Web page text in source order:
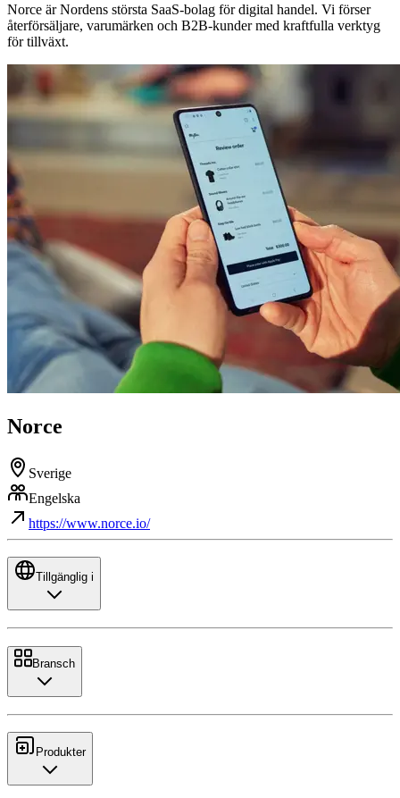
Norce är Nordens största SaaS-bolag för digital handel. Vi förser
återförsäljare, varumärken och B2B-kunder med kraftfulla verktyg
för tillväxt.
Norce
Sverige
Engelska
https://www.norce.io/
Tillgänglig i
Bransch
Produkter